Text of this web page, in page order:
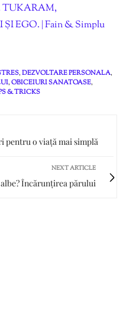
TUKARAM,
EGO. | Fain & Simplu
,DEZVOLTARE PERSONALA,
,OBICEIURI SANATOASE,
& TRICKS
pentru o viață mai simplă
NEXT ARTICLE
Încărunțirea părului